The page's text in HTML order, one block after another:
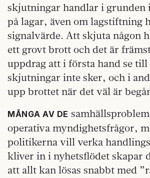
skjutningar handlar i grunden
på lagar, även om lagstiftning
signalvärde. Att skjuta någon
ett grovt brott och det är
uppdrag att i första hand se till
skjutningar inte sker, och i
upp brottet när det väl är
MÅNGA AV DE
operativa myndighetsfrågor,
politikerna vill verka
kliver in i nyhetsflödet skapar
att allt kan lösas snabbt med